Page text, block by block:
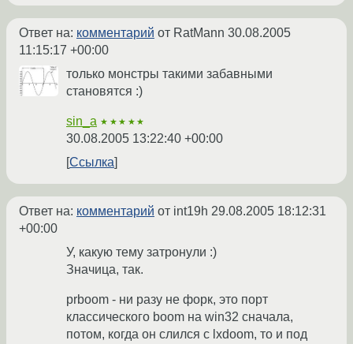
Ответ на: комментарий от RatMann 30.08.2005
11:15:17 +00:00
только монстры такими забавными
становятся :)
sin_a ★★★★★
30.08.2005 13:22:40 +00:00
Ссылка
Ответ на: комментарий от int19h 29.08.2005 18:12:31
+00:00
У, какую тему затронули :)
Значица, так.
prboom - ни разу не форк, это порт
классического boom на win32 сначала,
потом, когда он слился с lxdoom, то и под